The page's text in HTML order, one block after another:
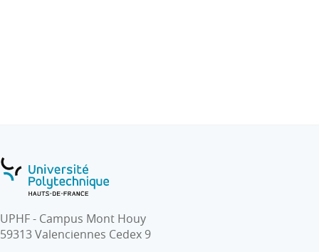
UPHF - Campus Mont Houy
59313 Valenciennes Cedex 9